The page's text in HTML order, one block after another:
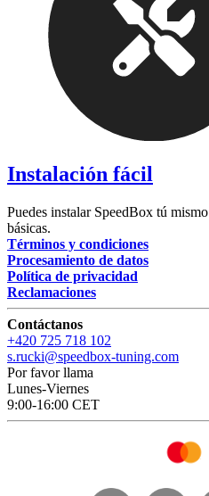
Instalación fácil
Puedes instalar SpeedBox tú
básicas.
Términos y condiciones
Procesamiento de datos
Política de privacidad
Reclamaciones
Contáctanos
+420 725 718 102
s.rucki@speedbox-tuning.com
Por favor llama
Lunes-Viernes
9:00-16:00 CET